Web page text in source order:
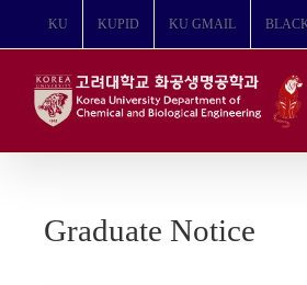
뛰
KU KUPID KU GMAIL
Graduate Notice